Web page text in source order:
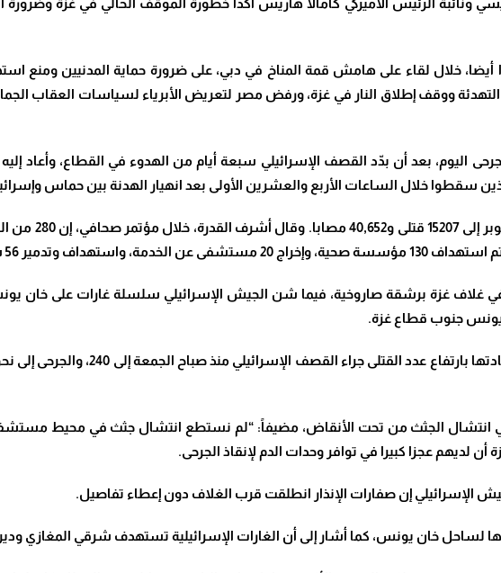
أيضا، خلال لقاء على هامش قمة المناخ في دبي، على ضرورة حماية المدنيين ومنع
ووقف إطلاق النار في غزة، ورفض مصر لتعريض الأبرياء لسياسات العقاب
اليوم، بعد أن بدّد القصف الإسرائيلي سبعة أيام من الهدوء في القطاع، وأعاد
سقطوا خلال الساعات الأربع والعشرين الأولى بعد انهيار الهدنة بين حماس
وأعلن متحدث صحة غزة ارتفاع
غلاف غزة برشقة صاروخية، فيما شن الجيش الإسرائيلي سلسلة غارات على خان
يونس جنوب قطاع غزة.
في انتشال الجثث من تحت الأنقاض، مضيفاً: “لم نستطع انتشال جثث في محيط
لديهم عجزا كبيرا في توافر وحدات الدم لإنقاذ الجرحى.
الإسرائيلي إن صفارات الإنذار انطلقت قرب الغلاف دون إعطاء تفاصيل.
لساحل خان يونس، كما أشار إلى أن الغارات الإسرائيلية تستهدف شرقي المغازي